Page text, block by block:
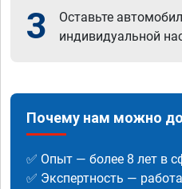
3
Оставьте
индивидуальной
Почему нам можно
✅ Опыт — более 8 лет в
✅ Экспертность —